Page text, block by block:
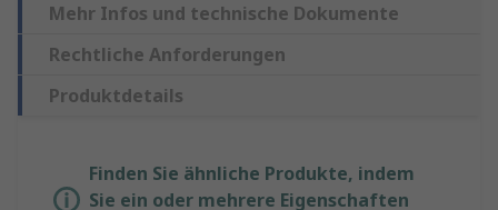
Mehr Infos und technische Dokumente
Rechtliche Anforderungen
Produktdetails
Finden Sie ähnliche Produkte, indem
Sie ein oder mehrere Eigenschaften